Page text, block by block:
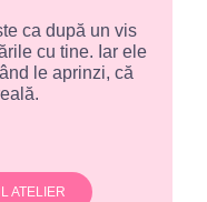
ca după un vis
cu tine. Iar ele
le aprinzi, că
ATELIER